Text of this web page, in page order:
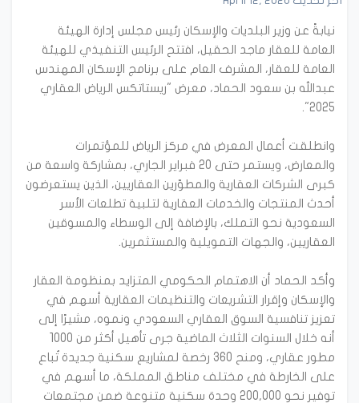
نيابةً عن وزير البلديات والإسكان رئيس مجلس إدارة الهيئة
العامة للعقار ماجد الحقيل، افتتح الرئيس التنفيذي للهيئة
العامة للعقار، المشرف العام على برنامج الإسكان المهندس
عبدالله بن سعود الحماد، معرض "ريستاتكس الرياض العقاري
وانطلقت أعمال المعرض في مركز الرياض للمؤتمرات
والمعارض، ويستمر حتى 20 فبراير الجاري، بمشاركة واسعة من
كبرى الشركات العقارية والمطوّرين العقاريين، الذين يستعرضون
أحدث المنتجات والخدمات العقارية لتلبية تطلعات الأسر
السعودية نحو التملك، بالإضافة إلى الوسطاء والمسوقين
وأكد الحماد أن الاهتمام الحكومي المتزايد بمنظومة العقار
والإسكان وإقرار التشريعات والتنظيمات العقارية أسهم في
تعزيز تنافسية السوق العقاري السعودي ونموه، مشيرًا إلى
أنه خلال السنوات الثلاث الماضية جرى تأهيل أكثر من 1000
مطور عقاري، ومنح 360 رخصة لمشاريع سكنية جديدة تُباع
على الخارطة في مختلف مناطق المملكة، ما أسهم في
توفير نحو 200,000 وحدة سكنية متنوعة ضمن مجتمعات